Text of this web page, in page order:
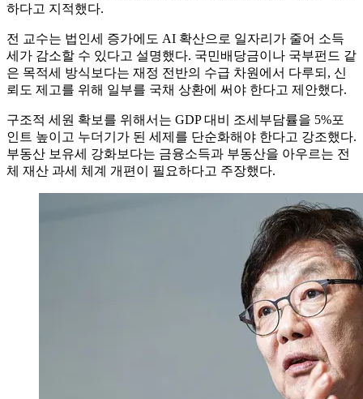
하다고 지적했다.
전 교수는 법인세 증가에도 AI 확산으로 일자리가 줄어 소득
세가 감소할 수 있다고 설명했다. 국민배당금이나 국부펀드 같
은 목적세 방식보다는 재정 전반의 수급 차원에서 다루되, 신
뢰도 제고를 위해 일부를 국채 상환에 써야 한다고 제안했다.
구조적 세원 확보를 위해서는 GDP 대비 조세부담률을 5%포
인트 높이고 누더기가 된 세제를 단순화해야 한다고 강조했다.
부동산 보유세 강화보다는 금융소득과 부동산을 아우르는 전
체 재산 과세 체계 개편이 필요하다고 주장했다.